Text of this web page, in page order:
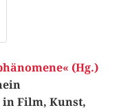
(Hg.)
in Film, Kunst,